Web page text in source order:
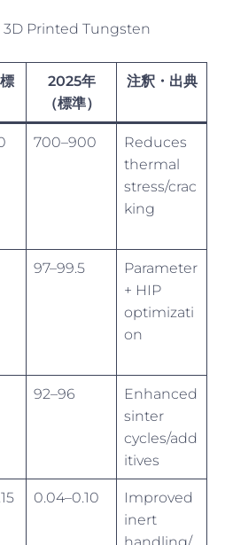
3D Printed Tungsten
2025年
（標準）
注釈・出典
700–900
Reduces
thermal
stress/crac
king
97–99.5
Parameter
+ HIP
optimizati
on
92–96
Enhanced
sinter
cycles/add
itives
0.04–0.10
Improved
inert